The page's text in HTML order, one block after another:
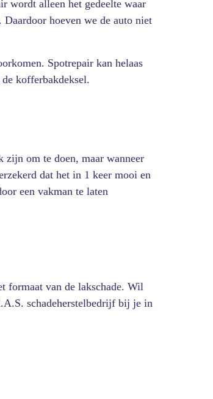
wordt alleen het gedeelte waar
hoeven we de auto niet
Spotrepair kan helaas
kofferbakdeksel.
om te doen, maar wanneer
dat het in 1 keer mooi en
een vakman te laten
formaat van de lakschade. Wil
schadeherstelbedrijf bij je in